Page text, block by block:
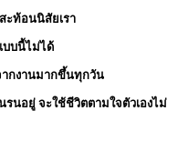
ะท้อนนิสัยเรา
บบนี้ไม่ได้
ากงานมากขึ้นทุกวัน
รนอยู่ จะใช้ชีวิตตามใจตัวเองไม่